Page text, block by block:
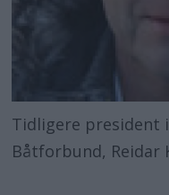
Tidligere president
Båtforbund, Reidar